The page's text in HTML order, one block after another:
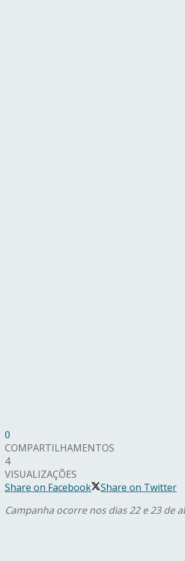
0
COMPARTILHAMENTOS
4
VISUALIZAÇÕES
Share on Facebook
Share on Twitter
Campanha ocorre nos dias 22 e 23 de